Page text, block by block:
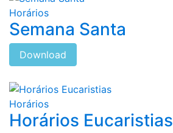
Horários
Semana Santa
Download
Horários
Horários Eucaristias